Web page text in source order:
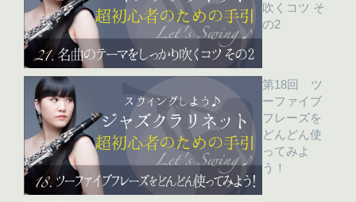
吹くコツ そ
の2
第18回 ツ
ーファイブ
フレーズを
どんどん使
ってみよ
う！